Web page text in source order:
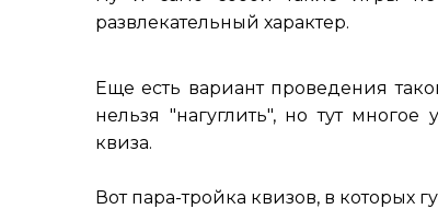
развлекательный характер.
Еще есть вариант проведения
нельзя "нагуглить", но тут многое
квиза.
Вот пара-тройка квизов, в которых